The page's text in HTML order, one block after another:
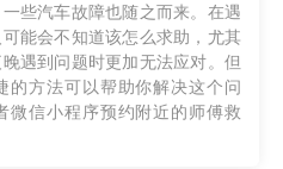
些汽车故障也随之而来。在遇
能会不知道该怎么求助，尤其
遇到问题时更加无法应对。但
的方法可以帮助你解决这个问
微信小程序预约附近的师傅救